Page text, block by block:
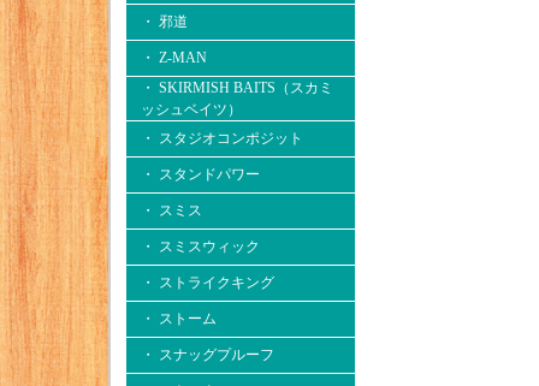
・ 邪道
・ Z-MAN
・ SKIRMISH BAITS（スカミ
ッシュベイツ）
・ スタジオコンポジット
・ スタンドパワー
・ スミス
・ スミスウィック
・ ストライクキング
・ ストーム
・ スナッグプルーフ